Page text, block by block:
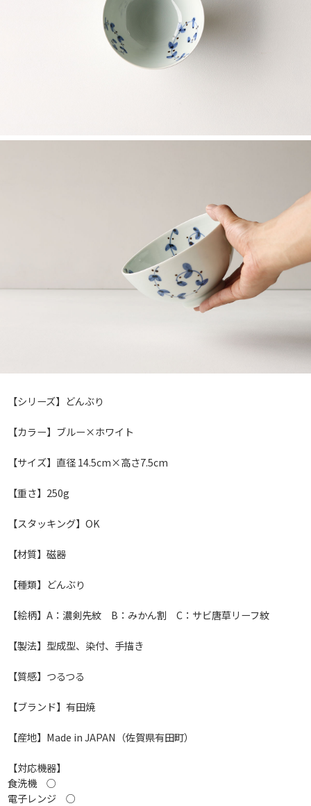
【シリーズ】どんぶり
【カラー】ブルー×ホワイト
【サイズ】直径 14.5cm×高さ7.5cm
【重さ】250g
【スタッキング】OK
【材質】磁器
【種類】どんぶり
【絵柄】A：濃剣先紋 B：みかん割 C：サビ唐草リーフ紋
【製法】型成型、染付、手描き
【質感】つるつる
【ブランド】有田焼
【産地】Made in JAPAN（佐賀県有田町）
【対応機器】
食洗機 ○
電子レンジ ○